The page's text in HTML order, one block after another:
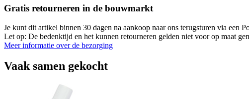
Gratis retourneren in de bouwmarkt
Je kunt dit artikel binnen 30 dagen na aankoop naar ons terugsturen via een
Let op: De bedenktijd en het kunnen retourneren gelden niet voor op maat
Meer informatie over de bezorging
Vaak samen gekocht